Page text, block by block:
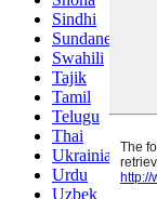
Sindhi
Sundanese
Swahili
Tajik
Tamil
Telugu
Thai
Ukrainian
Urdu
Uzbek